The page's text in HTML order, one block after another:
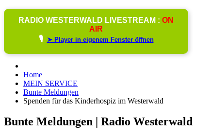
RADIO WESTERWALD LIVESTREAM : ON
AIR
🎙️ ➤ Player in eigenem Fenster öffnen
Home
MEIN SERVICE
Bunte Meldungen
Spenden für das Kinderhospiz im Westerwald
Bunte Meldungen | Radio Westerwald